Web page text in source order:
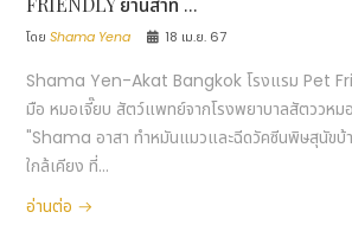
โดยShama Yena 18 เม.ย. 67
Shama Yen-Akat Bangkok โรงแรม Pet
มือ หมอเจี๊ยบ สัตว์แพทย์จากโรงพยาบาลสัตววหม
"Shama อาสา ทำหมันแมวและฉีดวัคซีนพิษสุนัขบ้
ใกล้เคียง ที่...
อ่านต่อ